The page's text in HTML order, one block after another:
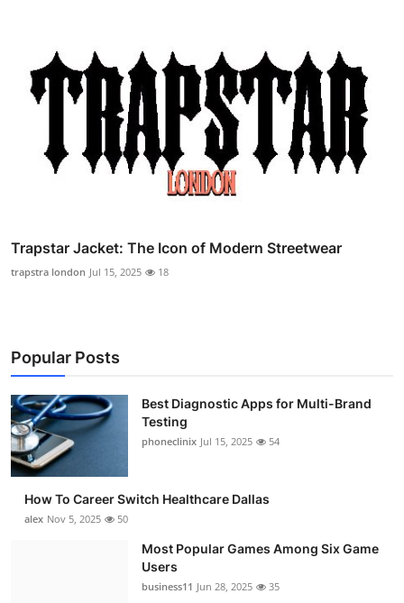
Trapstar Jacket: The Icon of Modern Streetwear
trapstra london Jul 15, 2025 18
Popular Posts
Best Diagnostic Apps for Multi-Brand
Testing
phoneclinix Jul 15, 2025 54
How To Career Switch Healthcare Dallas
alex Nov 5, 2025 50
Most Popular Games Among Six Game
Users
business11 Jun 28, 2025 35